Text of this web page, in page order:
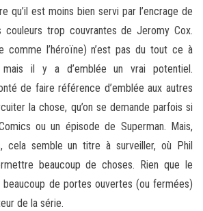
qu’il est moins bien servi par l’encrage de
trop couvrantes de Jeromy Cox.
comme l’héroïne) n’est pas du tout ce à
mais il y a d’emblée un vrai potentiel.
de faire référence d’emblée aux autres
la chose, qu’on se demande parfois si
ou un épisode de Superman. Mais,
cela semble un titre à surveiller, où Phil
beaucoup de choses. Rien que le
beaucoup de portes ouvertes (ou fermées)
de la série.